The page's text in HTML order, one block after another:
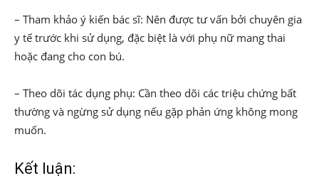
– Tham khảo ý kiến bác sĩ: Nên được tư vấn bởi chuyên gia
y tế trước khi sử dụng, đặc biệt là với phụ nữ mang thai
hoặc đang cho con bú.
– Theo dõi tác dụng phụ: Cần theo dõi các triệu chứng bất
thường và ngừng sử dụng nếu gặp phản ứng không mong
muốn.
Kết luận: